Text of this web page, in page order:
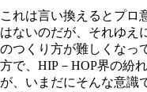
これは言い換えるとプロ
はないのだが、それゆえ
のつくり方が難しくなっ
方で、HIP－HOP界の紛
が、いまだにそんな意識